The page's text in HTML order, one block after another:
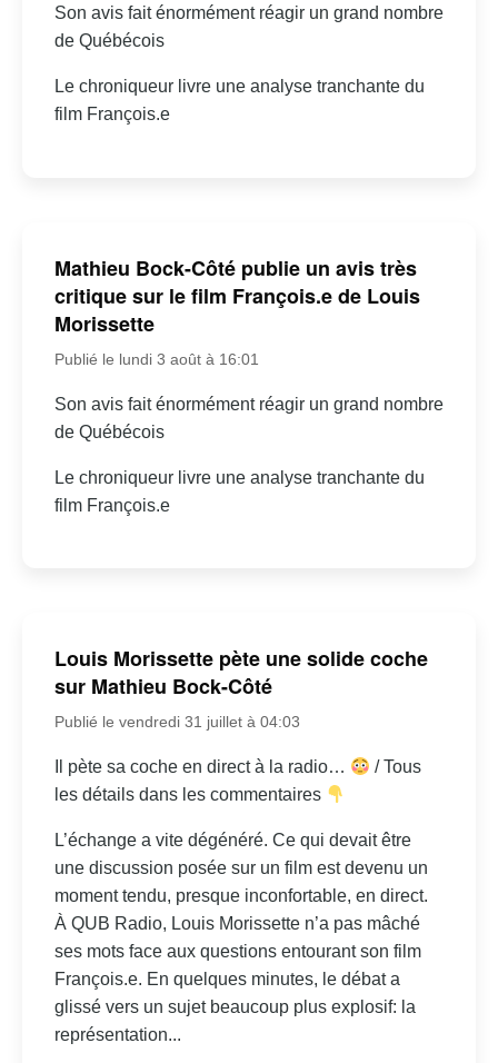
Son avis fait énormément réagir un grand nombre
de Québécois
Le chroniqueur livre une analyse tranchante du
film François.e
Mathieu Bock-Côté publie un avis très
critique sur le film François.e de Louis
Morissette
Publié le lundi 3 août à 16:01
Son avis fait énormément réagir un grand nombre
de Québécois
Le chroniqueur livre une analyse tranchante du
film François.e
Louis Morissette pète une solide coche
sur Mathieu Bock-Côté
Publié le vendredi 31 juillet à 04:03
Il pète sa coche en direct à la radio…
/ Tous
les détails dans les commentaires
L’échange a vite dégénéré. Ce qui devait être
une discussion posée sur un film est devenu un
moment tendu, presque inconfortable, en direct.
À QUB Radio, Louis Morissette n’a pas mâché
ses mots face aux questions entourant son film
François.e. En quelques minutes, le débat a
glissé vers un sujet beaucoup plus explosif: la
représentation...